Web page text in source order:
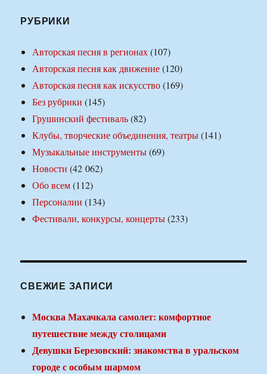
РУБРИКИ
Авторская песня в регионах(107)
Авторская песня как движение(120)
Авторская песня как искусство(169)
Без рубрики (145)
Грушинский фестиваль(82)
Клубы, творческие объединения, театры(141)
Музыкальные инструменты(69)
Новости (42 062)
Обо всем(112)
Персоналии (134)
Фестивали, конкурсы, концерты(233)
СВЕЖИЕ ЗАПИСИ
Москва Махачкала самолет: комфортное
путешествие между столицами
Девушки Березовский: знакомства в уральском
городе с особым шармом